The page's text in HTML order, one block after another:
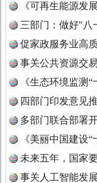
牢记初心使命 奋进复兴征
《可再生能源发
三部门：做好"八
促家政服务业高
事关公共资源交
《生态环境监测
读
四部门印发意见
多部门联合部署
《美丽中国建设
未来五年，国家
事关人工智能发